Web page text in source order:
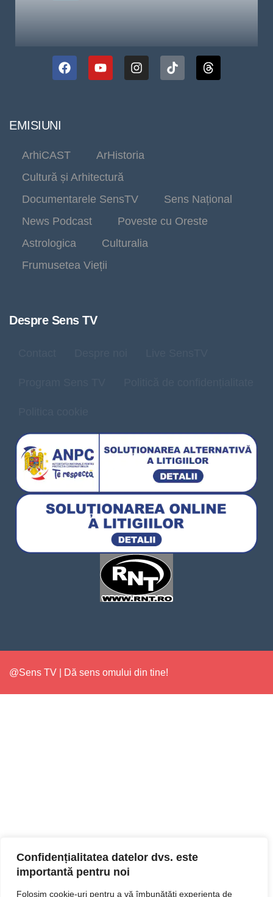
Confidențialitatea datelor dvs. este
importantă pentru noi
Folosim cookie-uri pentru a vă îmbunătăți experiența de
EMISIUNI
ArhiCAST
ArHistoria
Cultură și Arhitectură
Documentarele SensTV
Sens Național
News Podcast
Poveste cu Oreste
Astrologica
Culturalia
Frumusetea Vieții
Despre Sens TV
@Sens TV | Dă sens omului din tine!